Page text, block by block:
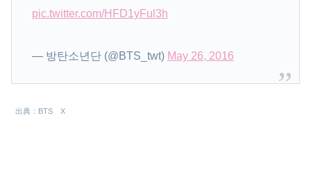
pic.twitter.com/HFD1yFul3h
— 방탄소년단 (@BTS_twt) May 26, 2016
出典：BTS X